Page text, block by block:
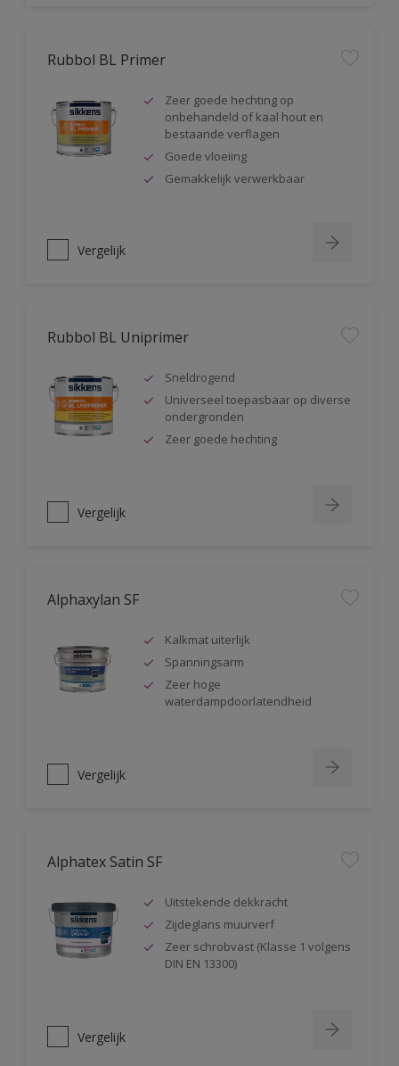
Rubbol BL Primer
Zeer goede hechting op
onbehandeld of kaal hout en
bestaande verflagen
Goede vloeiing
Gemakkelijk verwerkbaar
Vergelijk
Rubbol BL Uniprimer
Sneldrogend
Universeel toepasbaar op diverse
ondergronden
Zeer goede hechting
Vergelijk
Alphaxylan SF
Kalkmat uiterlijk
Spanningsarm
Zeer hoge
waterdampdoorlatendheid
Vergelijk
Alphatex Satin SF
Uitstekende dekkracht
Zijdeglans muurverf
Zeer schrobvast (Klasse 1 volgens
DIN EN 13300)
Vergelijk